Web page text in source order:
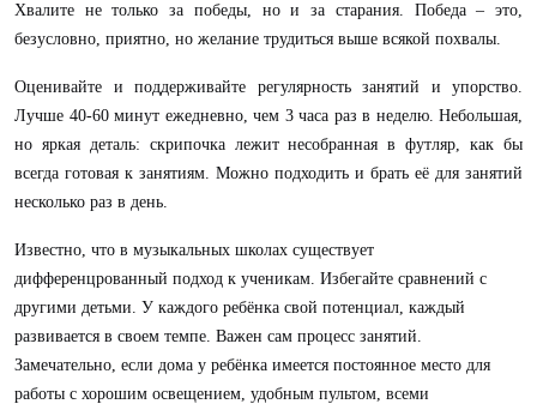
Хвалите не только за победы, но и за старания. Победа – это,
безусловно, приятно, но желание трудиться выше всякой похвалы.
Оценивайте и поддерживайте регулярность занятий и упорство.
Лучше 40-60 минут ежедневно, чем 3 часа раз в неделю. Небольшая,
но яркая деталь: скрипочка лежит несобранная в футляр, как бы
всегда готовая к занятиям. Можно подходить и брать её для занятий
несколько раз в день.
Известно, что в музыкальных школах существует
дифференцрованный подход к ученикам. Избегайте сравнений с
другими детьми. У каждого ребёнка свой потенциал, каждый
развивается в своем темпе. Важен сам процесс занятий.
Замечательно, если дома у ребёнка имеется постоянное место для
работы с хорошим освещением, удобным пультом, всеми